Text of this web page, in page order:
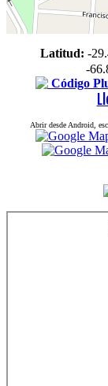
Latitud: -
-
Código
Abrir desde Android,